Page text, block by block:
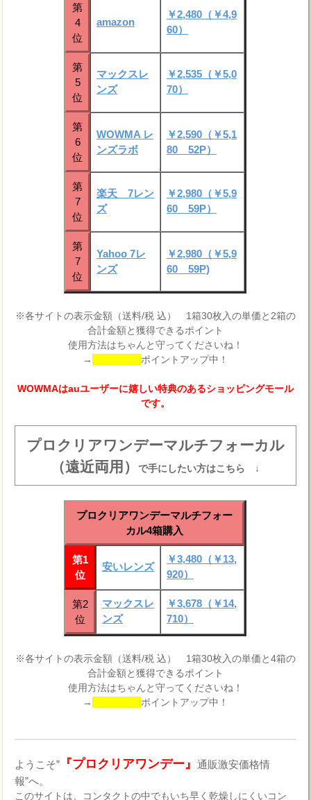
第
4
位
amazon
￥2,480（￥4,9
60）
第
5
位
マックスレ
ンズ
￥2,535（￥5,0
70）
第
6
位
WOWMA レ
ンズラボ
￥2,590（￥5,1
80 52P）
第
7
位
楽天 7レン
ズ
￥2,980（￥5,9
60 59P）
第
7
位
Yahoo 7レ
ンズ
￥2,980（￥5,9
60 59P)
※各サイトの表示金額（送料/税 込） 1箱30枚入の単価と2箱の
合計金額と獲得できるポイント
使用方法はちゃんと守ってくださいね！
→
ポイントアップ中！
WOWMAはauユーザーに嬉しい特典のあるショッピングモール
です。
プロクリアワンデーマルチフォーカル
（遠近両用）で手にしたい方はこちら ↓
プロクリアワンデーマルチフォー
カル4箱購入
第1
位
安いレンズ
￥3,480（￥13,
920）
第2
位
マックスレ
ンズ
￥3,678（￥14,
710）
※各サイトの表示金額（送料/税 込） 1箱30枚入の単価と4箱の
合計金額と獲得できるポイント
使用方法はちゃんと守ってくださいね！
→
ポイントアップ中！
ようこそ” 『プロクリアワンデー』通販激安価格情
報”へ。
このサイトは、コンタクトの中でもいち早く乾燥しにくいコン